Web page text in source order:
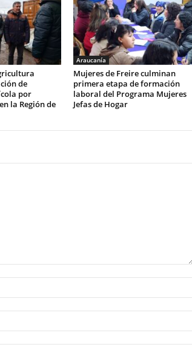
de
por
la Región de
Araucanía
Mujeres de Freire culminan
primera etapa de formación
laboral del Programa Mujeres
Jefas de Hogar